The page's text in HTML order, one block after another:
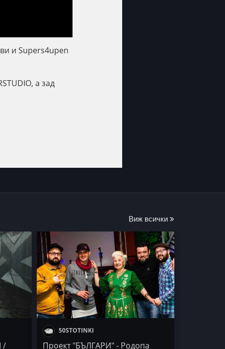
и Supers4upen
а зад
Виж всички
/
50STOTINKI
Проект "БЪЛГАРИ" - Родопа